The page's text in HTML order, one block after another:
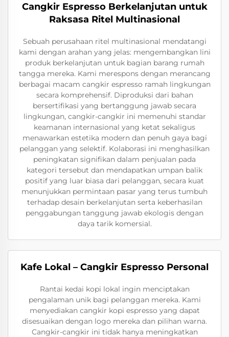
Cangkir Espresso Berkelanjutan untuk
Raksasa Ritel Multinasional
Sebuah perusahaan ritel multinasional mendatangi
kami dengan arahan yang jelas: mengembangkan lini
produk berkelanjutan untuk bagian barang rumah
tangga mereka. Kami merespons dengan merancang
berbagai macam cangkir espresso ramah lingkungan
secara komprehensif. Diproduksi dari bahan
bersertifikasi yang bertanggung jawab secara
lingkungan, cangkir-cangkir ini memenuhi standar
keamanan internasional yang ketat sekaligus
menawarkan estetika modern dan penuh gaya bagi
pelanggan yang selektif. Kolaborasi ini menghasilkan
peningkatan signifikan dalam penjualan pada
kategori tersebut dan mendapatkan umpan balik
positif yang luar biasa dari pelanggan, secara kuat
menunjukkan permintaan pasar yang terus tumbuh
terhadap desain berkelanjutan serta keberhasilan
penggabungan tanggung jawab ekologis dengan
daya tarik komersial.
Kafe Lokal – Cangkir Espresso Personal
Rantai kedai kopi lokal ingin menciptakan
pengalaman unik bagi pelanggan mereka. Kami
menyediakan cangkir kopi espresso yang dapat
disesuaikan dengan logo mereka dan pilihan warna.
Cangkir-cangkir ini tidak hanya meningkatkan